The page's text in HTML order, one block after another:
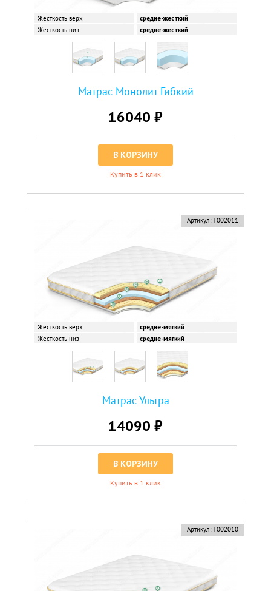
Жесткость верх
средне-жесткий
Жесткость низ
средне-жесткий
Матрас Монолит Гибкий
16040 ₽
В КОРЗИНУ
Купить в 1 клик
Артикул: Т002011
Жесткость верх
средне-мягкий
Жесткость низ
средне-мягкий
Матрас Ультра
14090 ₽
В КОРЗИНУ
Купить в 1 клик
Артикул: Т002010